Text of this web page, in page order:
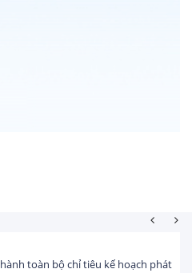
Tổng vốn FDI đăng ký vào Việt Nam